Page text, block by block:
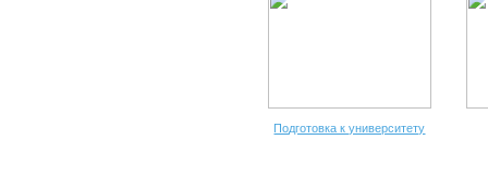
Подготовка к университету